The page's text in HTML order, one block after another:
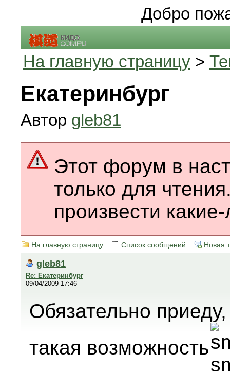
Добро
На главную страницу >
Екатеринбург
Автор gleb81
Этот форум в
только для
произвести
На главную страницу Список сообщений Новая
gleb81
Re: Екатеринбург
09/04/2009 17:46
Обязательно
такая возможность